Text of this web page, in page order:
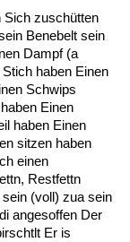
Alltag
Sich zuschütten
Benebelt sein
Dampf (a
haben Einen
Schwips
Einen
haben Einen
sitzen haben
einen
Restfettn
(voll) zua sein
angesoffen Der
Er is